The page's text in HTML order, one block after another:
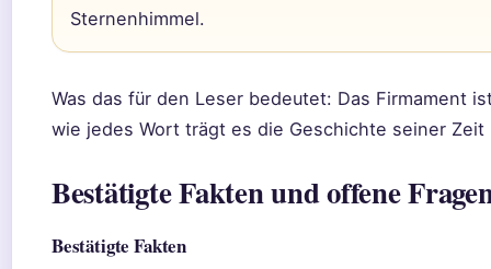
Sternenhimmel.
Was das für den Leser bedeutet: Das Firmament
wie jedes Wort trägt es die Geschichte seiner Zeit
Bestätigte Fakten und offene
Bestätigte Fakten